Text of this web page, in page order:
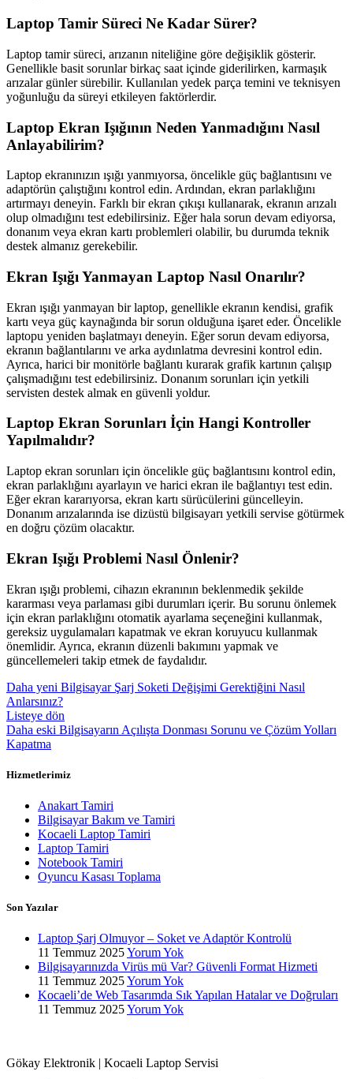
Laptop Tamir Süreci Ne Kadar Sürer?
Laptop tamir süreci, arızanın niteliğine göre değişiklik gösterir.
Genellikle basit sorunlar birkaç saat içinde giderilirken, karmaşık
arızalar günler sürebilir. Kullanılan yedek parça temini ve teknisyen
yoğunluğu da süreyi etkileyen faktörlerdir.
Laptop Ekran Işığının Neden Yanmadığını Nasıl
Anlayabilirim?
Laptop ekranınızın ışığı yanmıyorsa, öncelikle güç bağlantısını ve
adaptörün çalıştığını kontrol edin. Ardından, ekran parlaklığını
artırmayı deneyin. Farklı bir ekran çıkışı kullanarak, ekranın arızalı
olup olmadığını test edebilirsiniz. Eğer hala sorun devam ediyorsa,
donanım veya ekran kartı problemleri olabilir, bu durumda teknik
destek almanız gerekebilir.
Ekran Işığı Yanmayan Laptop Nasıl Onarılır?
Ekran ışığı yanmayan bir laptop, genellikle ekranın kendisi, grafik
kartı veya güç kaynağında bir sorun olduğuna işaret eder. Öncelikle
laptopu yeniden başlatmayı deneyin. Eğer sorun devam ediyorsa,
ekranın bağlantılarını ve arka aydınlatma devresini kontrol edin.
Ayrıca, harici bir monitörle bağlantı kurarak grafik kartının çalışıp
çalışmadığını test edebilirsiniz. Donanım sorunları için yetkili
servisten destek almak en güvenli yoldur.
Laptop Ekran Sorunları İçin Hangi Kontroller
Yapılmalıdır?
Laptop ekran sorunları için öncelikle güç bağlantısını kontrol edin,
ekran parlaklığını ayarlayın ve harici ekran ile bağlantıyı test edin.
Eğer ekran kararıyorsa, ekran kartı sürücülerini güncelleyin.
Donanım arızalarında ise dizüstü bilgisayarı yetkili servise götürmek
en doğru çözüm olacaktır.
Ekran Işığı Problemi Nasıl Önlenir?
Ekran ışığı problemi, cihazın ekranının beklenmedik şekilde
kararması veya parlaması gibi durumları içerir. Bu sorunu önlemek
için ekran parlaklığını otomatik ayarlama seçeneğini kullanmak,
gereksiz uygulamaları kapatmak ve ekran koruyucu kullanmak
önemlidir. Ayrıca, ekranın düzenli bakımını yapmak ve
güncellemeleri takip etmek de faydalıdır.
Daha yeni Bilgisayar Şarj Soketi Değişimi Gerektiğini Nasıl
Anlarsınız?
Listeye dön
Daha eski Bilgisayarın Açılışta Donması Sorunu ve Çözüm Yolları
Kapatma
Hizmetlerimiz
Anakart Tamiri
Bilgisayar Bakım ve Tamiri
Kocaeli Laptop Tamiri
Laptop Tamiri
Notebook Tamiri
Oyuncu Kasası Toplama
Son Yazılar
Laptop Şarj Olmuyor – Soket ve Adaptör Kontrolü
11 Temmuz 2025Yorum Yok
Bilgisayarınızda Virüs mü Var? Güvenli Format Hizmeti
11 Temmuz 2025Yorum Yok
Kocaeli’de Web Tasarımda Sık Yapılan Hatalar ve Doğruları
11 Temmuz 2025Yorum Yok
Gökay Elektronik | Kocaeli Laptop Servisi